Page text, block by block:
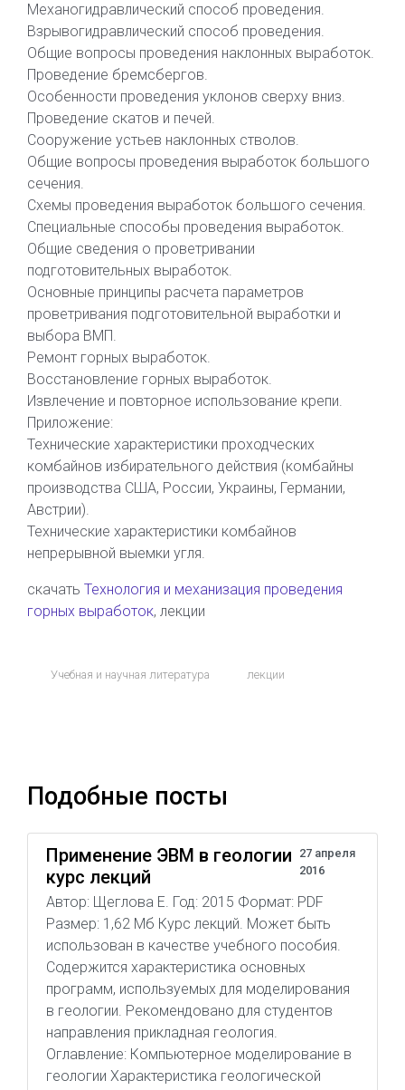
Механогидравлический способ проведения.
Взрывогидравлический способ проведения.
Общие вопросы проведения наклонных выработок.
Проведение бремсбергов.
Особенности проведения уклонов сверху вниз.
Проведение скатов и печей.
Сооружение устьев наклонных стволов.
Общие вопросы проведения выработок большого
сечения.
Схемы проведения выработок большого сечения.
Специальные способы проведения выработок.
Общие сведения о проветривании
подготовительных выработок.
Основные принципы расчета параметров
проветривания подготовительной выработки и
выбора ВМП.
Ремонт горных выработок.
Восстановление горных выработок.
Извлечение и повторное использование крепи.
Приложение:
Технические характеристики проходческих
комбайнов избирательного действия (комбайны
производства США, России, Украины, Германии,
Австрии).
Технические характеристики комбайнов
непрерывной выемки угля.
скачать Технология и механизация проведения
горных выработок, лекции
Учебная и научная литература лекции
Подобные посты
Применение ЭВМ в геологии
курс лекций
27 апреля
2016
Автор: Щеглова Е. Год: 2015 Формат: PDF
Размер: 1,62 Мб Курс лекций. Может быть
использован в качестве учебного пособия.
Содержится характеристика основных
программ, используемых для моделирования
в геологии. Рекомендовано для студентов
направления прикладная геология.
Оглавление: Компьютерное моделирование в
геологии Характеристика геологической